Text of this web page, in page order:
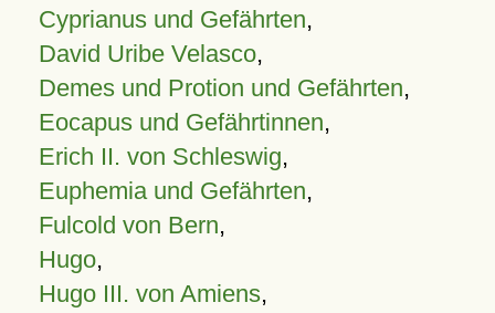
Cyprianus und Gefährten,
David Uribe Velasco,
Demes und Protion und Gefährten,
Eocapus und Gefährtinnen,
Erich II. von Schleswig,
Euphemia und Gefährten,
Fulcold von Bern,
Hugo,
Hugo III. von Amiens,